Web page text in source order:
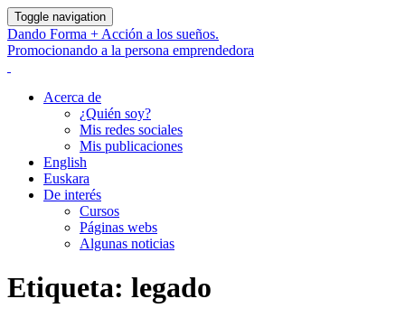
Toggle navigation
Dando Forma + Acción a los sueños.
Promocionando a la persona emprendedora
Acerca de
¿Quién soy?
Mis redes sociales
Mis publicaciones
English
Euskara
De interés
Cursos
Páginas webs
Algunas noticias
Etiqueta: legado